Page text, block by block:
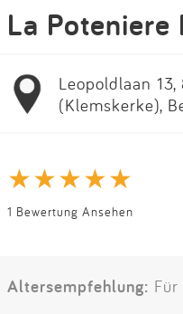
La Poteniere
Leopoldlaan
(Klemskerke),
1 Bewertung Ansehen
Altersempfehlung: